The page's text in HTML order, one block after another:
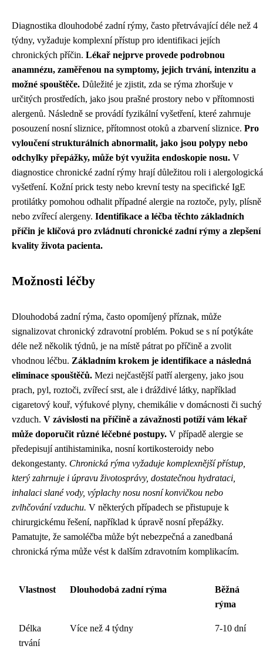
Diagnostika dlouhodobé zadní rýmy, často přetrvávající déle než 4
týdny, vyžaduje komplexní přístup pro identifikaci jejích
chronických příčin. Lékař nejprve provede podrobnou
anamnézu, zaměřenou na symptomy, jejich trvání, intenzitu a
možné spouštěče. Důležité je zjistit, zda se rýma zhoršuje v
určitých prostředích, jako jsou prašné prostory nebo v přítomnosti
alergenů. Následně se provádí fyzikální vyšetření, které zahrnuje
posouzení nosní sliznice, přítomnost otoků a zbarvení sliznice. Pro
vyloučení strukturálních abnormalit, jako jsou polypy nebo
odchylky přepážky, může být využita endoskopie nosu. V
diagnostice chronické zadní rýmy hrají důležitou roli i alergologická
vyšetření. Kožní prick testy nebo krevní testy na specifické IgE
protilátky pomohou odhalit případné alergie na roztoče, pyly, plísně
nebo zvířecí alergeny. Identifikace a léčba těchto základních
příčin je klíčová pro zvládnutí chronické zadní rýmy a zlepšení
kvality života pacienta.
Možnosti léčby
Dlouhodobá zadní rýma, často opomíjený příznak, může
signalizovat chronický zdravotní problém. Pokud se s ní potýkáte
déle než několik týdnů, je na místě pátrat po příčině a zvolit
vhodnou léčbu. Základním krokem je identifikace a následná
eliminace spouštěčů. Mezi nejčastější patří alergeny, jako jsou
prach, pyl, roztoči, zvířecí srst, ale i dráždivé látky, například
cigaretový kouř, výfukové plyny, chemikálie v domácnosti či suchý
vzduch. V závislosti na příčině a závažnosti potíží vám lékař
může doporučit různé léčebné postupy. V případě alergie se
předepisují antihistaminika, nosní kortikosteroidy nebo
dekongestanty. Chronická rýma vyžaduje komplexnější přístup,
který zahrnuje i úpravu životosprávy, dostatečnou hydrataci,
inhalaci slané vody, výplachy nosu nosní konvičkou nebo
zvlhčování vzduchu. V některých případech se přistupuje k
chirurgickému řešení, například k úpravě nosní přepážky.
Pamatujte, že samoléčba může být nebezpečná a zanedbaná
chronická rýma může vést k dalším zdravotním komplikacím.
Vlastnost Dlouhodobá zadní rýma
Běžná
rýma
Délka
trvání
Více než 4 týdny 7-10 dní